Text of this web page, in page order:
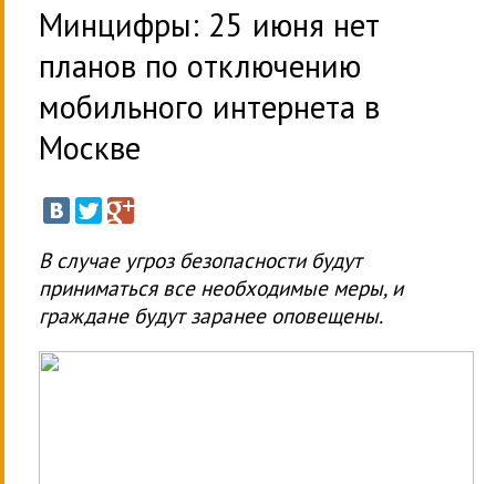
Минцифры: 25 июня нет
планов по отключению
мобильного интернета в
Москве
В случае угроз безопасности будут
приниматься все необходимые меры, и
граждане будут заранее оповещены.